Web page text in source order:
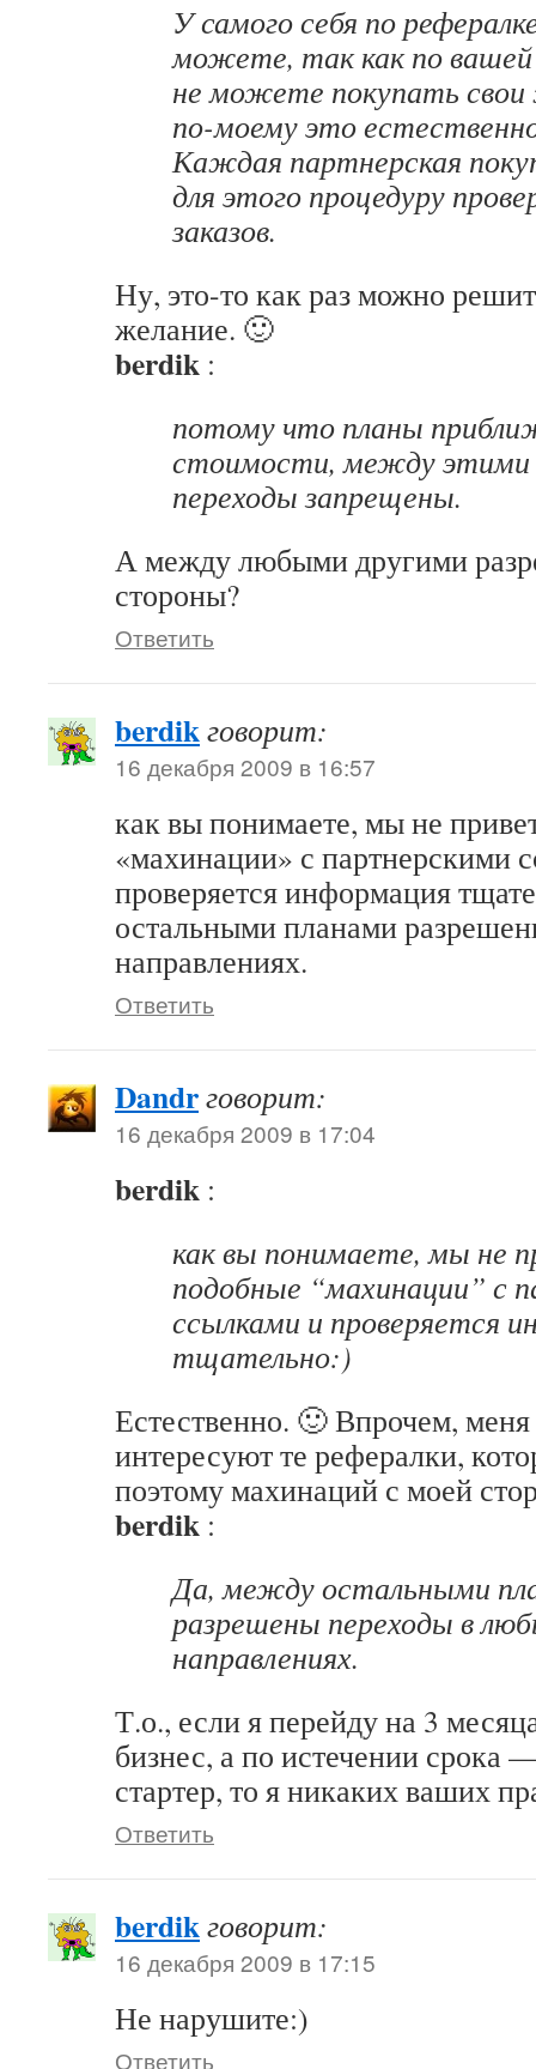
У самого себя по
можете, так как по
не можете покупать
по-моему это
Каждая партнерская
для этого процедуру
заказов.
Ну, это-то как раз можно
желание. 🙂
berdik :
потому что планы
стоимости, между этими
переходы запрещены.
А между любыми другими
стороны?
Ответить
berdikговорит:
16 декабря 2009 в 16:57
как вы понимаете, мы не
«махинации» с партнерскими
проверяется информация
остальными планами
направлениях.
Ответить
Dandrговорит:
16 декабря 2009 в 17:04
berdik :
как вы понимаете, мы не
подобные “махинации” с
ссылками и проверяется
тщательно:)
Естественно. 🙂 Впрочем,
интересуют те рефералки,
поэтому махинаций с моей
berdik :
Да, между остальными
разрешены переходы в
направлениях.
Т.о., если я перейду на 3
бизнес, а по истечении срока
стартер, то я никаких ваших
Ответить
berdikговорит:
16 декабря 2009 в 17:15
Не нарушите:)
Ответить